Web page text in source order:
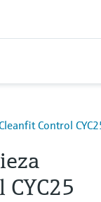
Control